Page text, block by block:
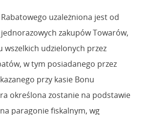
uzależniona jest od
zakupów Towarów,
wszelkich udzielonych przez
w tym posiadanego przez
przy kasie Bonu
określona zostanie na podstawie
na paragonie fiskalnym, wg